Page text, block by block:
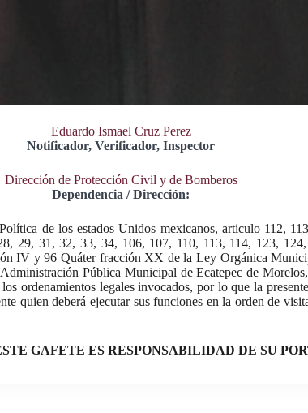
Eduardo Ismael Cruz Perez
Notificador, Verificador, Inspector
Dirección de Protección Civil y de Bomberos
Dependencia / Dirección:
de los estados Unidos mexicanos, articulo 112,
29, 31, 32, 33, 34, 106, 107, 110, 113, 114, 123,
IV y 96 Quáter fracción XX de la Ley Orgánica
Pública Municipal de Ecatepec de
ordenamientos legales invocados, por lo que la
quien deberá ejecutar sus funciones en la orden de
GAFETE ES RESPONSABILIDAD DE SU